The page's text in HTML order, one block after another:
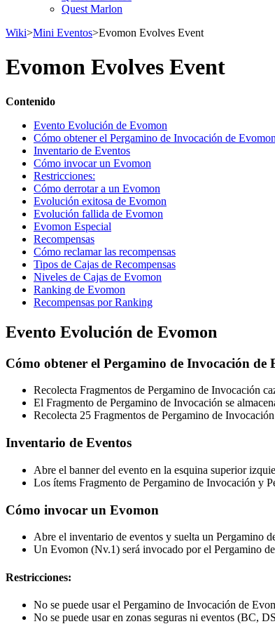
Quest Marlon
Wiki>Mini Eventos>Evomon Evolves Event
Evomon Evolves Event
Contenido
Evento Evolución de Evomon
Cómo obtener el Pergamino de Invocación de Evomon
Inventario de Eventos
Cómo invocar un Evomon
Restricciones:
Cómo derrotar a un Evomon
Evolución exitosa de Evomon
Evolución fallida de Evomon
Evomon Especial
Recompensas
Cómo reclamar las recompensas
Tipos de Cajas de Recompensas
Niveles de Cajas de Evomon
Ranking de Evomon
Recompensas por Ranking
Evento Evolución de Evomon
Cómo obtener el Pergamino de Invocación de
Recolecta Fragmentos de Pergamino de Invocación
El Fragmento de Pergamino de Invocación se
Recolecta 25 Fragmentos de Pergamino de
Inventario de Eventos
Abre el banner del evento en la esquina superior
Los ítems Fragmento de Pergamino de Invocación y
Cómo invocar un Evomon
Abre el inventario de eventos y suelta un Pergamino
Un Evomon (Nv.1) será invocado por el Pergamino
Restricciones:
No se puede usar el Pergamino de Invocación de
No se puede usar en zonas seguras ni eventos (BC,